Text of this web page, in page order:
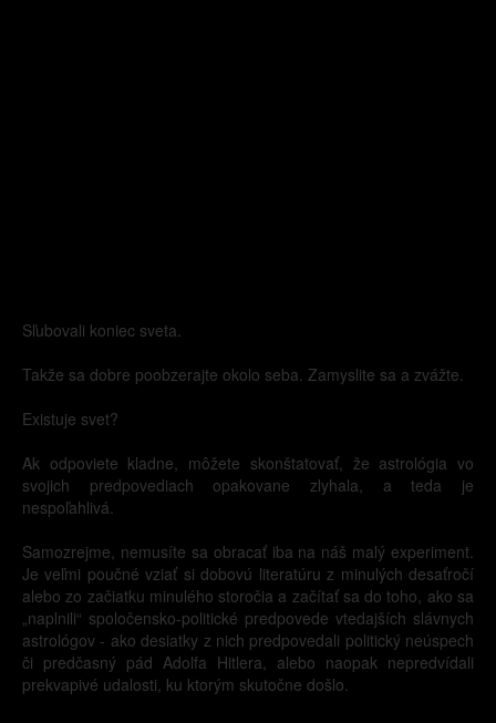
Sľubovali koniec sveta.
Takže sa dobre poobzerajte okolo seba. Zamyslite sa a zvážte.
Existuje svet?
Ak odpoviete kladne, môžete skonštatovať, že astrológia vo
svojich predpovediach opakovane zlyhala, a teda je
nespoľahlivá.
Samozrejme, nemusíte sa obracať iba na náš malý experiment.
Je veľmi poučné vziať si dobovú literatúru z minulých desaťročí
alebo zo začiatku minulého storočia a začítať sa do toho, ako sa
„naplnili“ spoločensko-politické predpovede vtedajších slávnych
astrológov - ako desiatky z nich predpovedali politický neúspech
či predčasný pád Adolfa Hitlera, alebo naopak nepredvídali
prekvapivé udalosti, ku ktorým skutočne došlo.